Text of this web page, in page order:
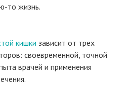
то жизнь.
кишки зависит от трех
своевременной, точной
врачей и применения